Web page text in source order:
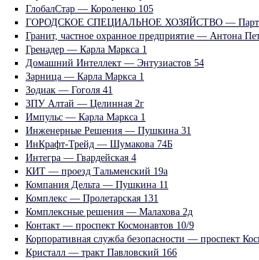
ГлобалСтар — Короленко 105
ГОРОДСКОЕ СПЕЦИАЛЬНОЕ ХОЗЯЙСТВО —
Гранит, частное охранное предприятие — Антона
Гренадер — Карла Маркса 1
Домашний Интеллект — Энтузиастов 54
Зарница — Карла Маркса 1
Зодиак — Гоголя 41
ЗПУ Алтай — Целинная 2г
Импульс — Карла Маркса 1
Инженерные Решения — Пушкина 31
ИнКрафт-Трейд — Шумакова 74Б
Интегра — Гвардейская 4
КИТ — проезд Тальменский 19а
Компания Дельта — Пушкина 11
Комплекс — Пролетарская 131
Комплексные решения — Малахова 2д
Контакт — проспект Космонавтов 10/9
Корпоративная служба безопасности — проспект
Кристалл — тракт Павловский 166